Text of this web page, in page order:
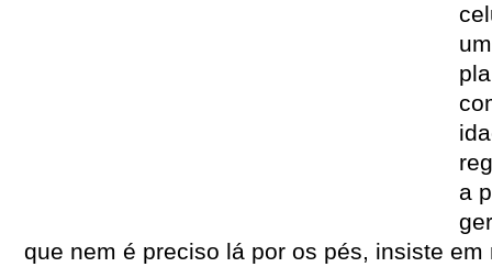
a
que nem é preciso lá por os pés, insiste